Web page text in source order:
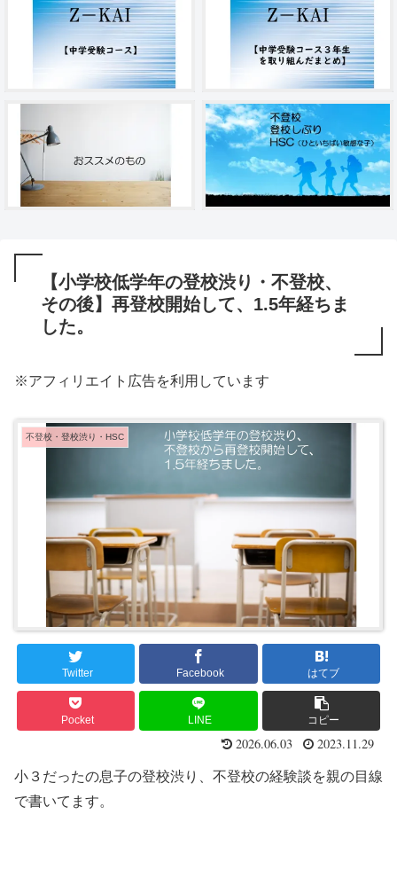
【小学校低学年の登校渋り・不登校、
その後】再登校開始して、1.5年経ちま
した。
※アフィリエイト広告を利用しています
不登校・登校渋り・HSC
Twitter Facebook はてブ
Pocket LINE コピー
2026.06.03 2023.11.29
小３だったの息子の登校渋り、不登校の経験談を親の目線
で書いてます。